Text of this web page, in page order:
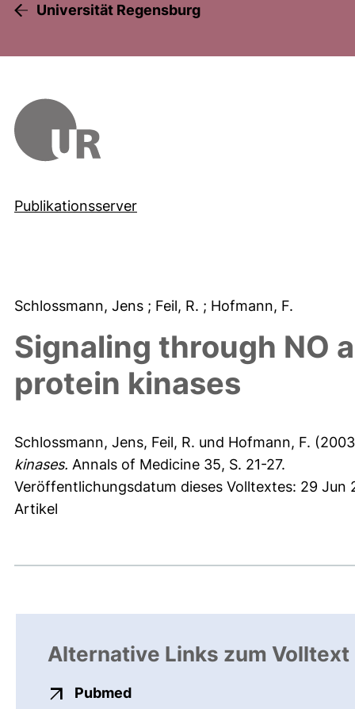
Universität Regensburg
Publikationsserver
Schlossmann, Jens ; Feil, R. ; Hofmann, F.
Signaling through NO
protein kinases
Schlossmann, Jens, Feil, R. und Hofmann, F.
kinases. Annals of Medicine 35, S. 21-27.
Veröffentlichungsdatum dieses Volltextes: 29 Jun
Artikel
Alternative Links zum Volltext
Pubmedexterner Link, öffnet neues